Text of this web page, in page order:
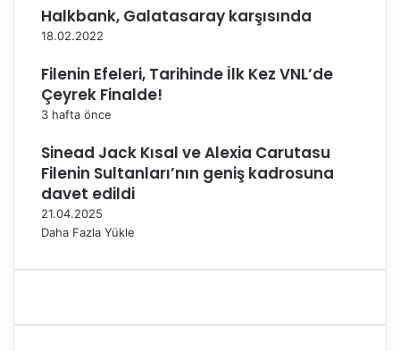
Halkbank, Galatasaray karşısında
18.02.2022
Filenin Efeleri, Tarihinde İlk Kez VNL’de
Çeyrek Finalde!
3 hafta önce
Sinead Jack Kısal ve Alexia Carutasu
Filenin Sultanları’nın geniş kadrosuna
davet edildi
21.04.2025
Daha Fazla Yükle